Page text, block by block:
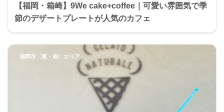
【福岡・箱崎】9We cake+coffee｜可愛い雰囲気で季
節のデザートプレートが人気のカフェ
福岡市〈東・南〉エリア